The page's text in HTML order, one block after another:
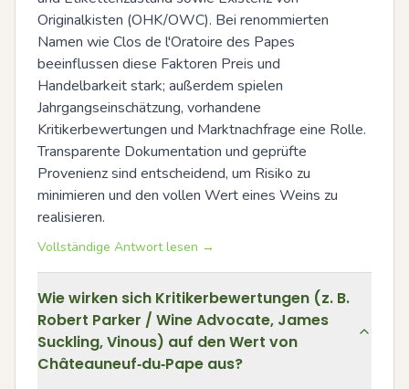
Originalkisten (OHK/OWC). Bei renommierten
Namen wie Clos de l'Oratoire des Papes
beeinflussen diese Faktoren Preis und
Handelbarkeit stark; außerdem spielen
Jahrgangseinschätzung, vorhandene
Kritikerbewertungen und Marktnachfrage eine Rolle.
Transparente Dokumentation und geprüfte
Provenienz sind entscheidend, um Risiko zu
minimieren und den vollen Wert eines Weins zu
realisieren.
Vollständige Antwort lesen →
Wie wirken sich Kritikerbewertungen (z. B.
Robert Parker / Wine Advocate, James
Suckling, Vinous) auf den Wert von
Châteauneuf‑du‑Pape aus?